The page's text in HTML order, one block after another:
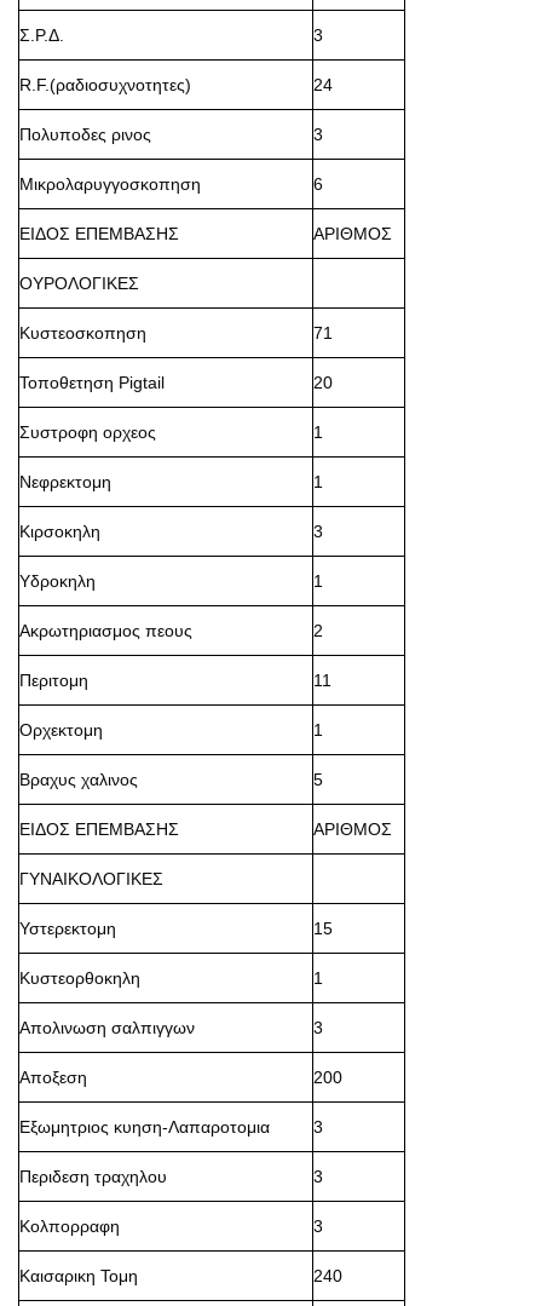
Σ.Ρ.Δ. 3
R.F.(ραδιοσυχνοτητες) 24
Πολυποδες ρινος 3
Μικρολαρυγγοσκοπηση 6
ΕΙΔΟΣ ΕΠΕΜΒΑΣΗΣ ΑΡΙΘΜΟΣ
ΟΥΡΟΛΟΓΙΚΕΣ
Κυστεοσκοπηση 71
Τοποθετηση Pigtail 20
Συστροφη ορχεος 1
Νεφρεκτομη 1
Κιρσοκηλη 3
Υδροκηλη 1
Ακρωτηριασμος πεους 2
Περιτομη 11
Ορχεκτομη 1
Βραχυς χαλινος 5
ΕΙΔΟΣ ΕΠΕΜΒΑΣΗΣ ΑΡΙΘΜΟΣ
ΓΥΝΑΙΚΟΛΟΓΙΚΕΣ
Υστερεκτομη 15
Κυστεορθοκηλη 1
Απολινωση σαλπιγγων 3
Αποξεση 200
Εξωμητριος κυηση-Λαπαροτομια 3
Περιδεση τραχηλου 3
Κολπορραφη 3
Καισαρικη Τομη 240